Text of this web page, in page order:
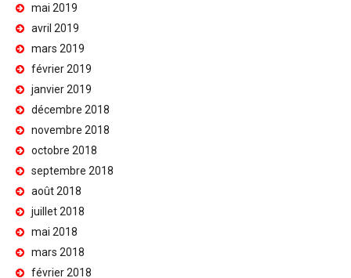
mai 2019
avril 2019
mars 2019
février 2019
janvier 2019
décembre 2018
novembre 2018
octobre 2018
septembre 2018
août 2018
juillet 2018
mai 2018
mars 2018
février 2018